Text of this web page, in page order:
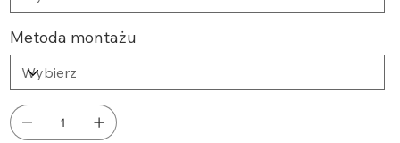
Metoda montażu